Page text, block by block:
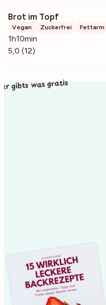
Brot im Topf
Vegan Zuckerfrei Fettarm
1h10min
5,0 (12)
gibts was gratis